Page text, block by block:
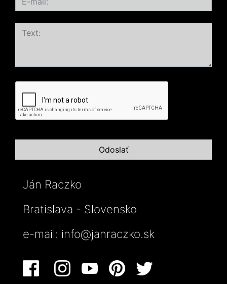
Ján Raczko
Bratislava - Slovensko
e-mail: info@janraczko.sk